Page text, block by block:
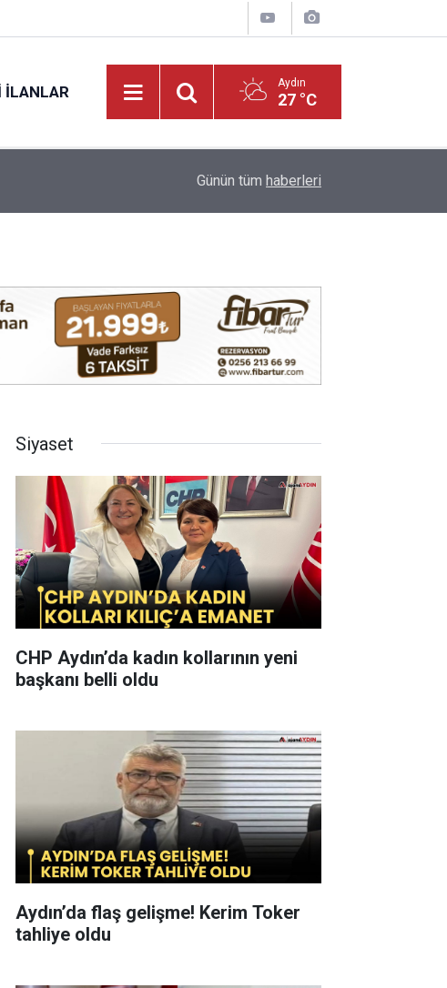
İLANLAR Aydın
27 °C
VALİ VAROL, PMYO’DA İNCELEMELERDE
Günün tüm haberleri
Siyaset
CHP Aydın’da kadın kollarının yeni
başkanı belli oldu
Aydın’da flaş gelişme! Kerim Toker
tahliye oldu